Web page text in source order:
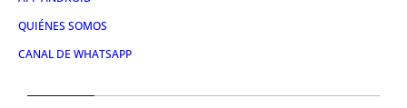
QUIÉNES SOMOS
CANAL DE WHATSAPP